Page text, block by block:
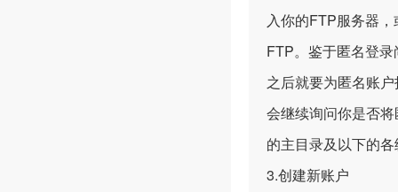
入你的FTP服务器
FTP。鉴于匿名登录
之后就要为匿名账
会继续询问你是否
的主目录及以下的
3.创建新账户